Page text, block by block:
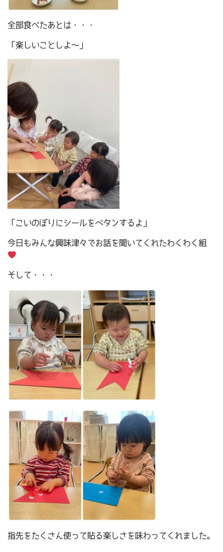
全部食べたあとは・・・
「楽しいことしよ～」
「こいのぼりにシールをペタンするよ」
今日もみんな興味津々でお話を聞いてくれたわくわく組
そして・・・
指先をたくさん使って貼る楽しさを味わってくれました。